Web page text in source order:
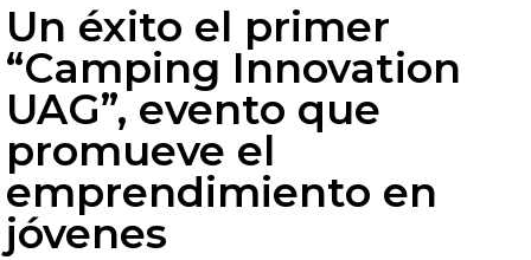
Un éxito el primer
“Camping Innovation
UAG”, evento que
promueve el
emprendimiento en
jóvenes